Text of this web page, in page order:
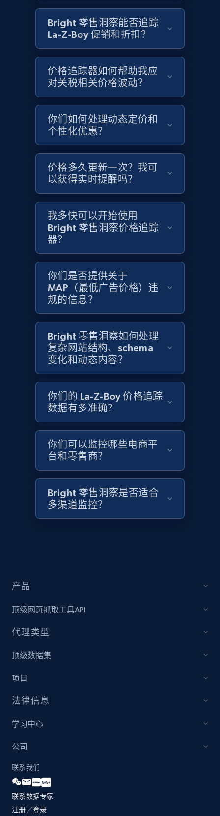
URL, Domain, Country code, Model number,
Sku, Product id, Product name, Manufacturer,
and more.
2.1K+ 355+ 立即开始
Home Depot US - Gather data on products
URL, Domain, Country code, Model number,
Sku, Product id, Product name, Manufacturer,
and more.
Home Depot US - Discover products by
specified URL
URL, Domain, Country code, Model number,
Sku, Product id, Product name, Manufacturer,
and more.
2.1K+ 355+ 立即开始
Home Depot US - Discover products by
specified UPC
URL, Domain, Country code, Model number,
Sku, Product id, Product name, Manufacturer,
and more.
2.1K+ 355+ 立即开始
Sku, Product id, Product name, Manufacturer,
price, Currency, Availability, Reviews count, and
Amazon products global dataset - Collects
products by specific category URL
Title, Seller name, Brand, Description, Initial
Bright 零售洞察能否追踪
La-Z-Boy 促销和折扣？
价格追踪器如何帮助我应
对关税相关价格波动？
你们如何处理动态定价和
个性化优惠？
价格多久更新一次？我可
以获得实时提醒吗？
我多快可以开始使用
Bright 零售洞察价格追踪
器？
你们是否提供关于
MAP（最低广告价格）违
规的信息？
Bright 零售洞察如何处理
复杂网站结构、schema
变化和动态内容？
你们的 La-Z-Boy 价格追踪
数据有多准确？
你们可以监控哪些电商平
台和零售商？
Bright 零售洞察是否适合
多渠道监控？
产品
顶级网页抓取工具API
代理类型
顶级数据集
项目
法律信息
学习中心
公司
联系我们
联系数据专家
注册／登录